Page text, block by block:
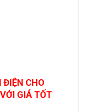
ĐIỆN CHO
GIÁ TỐT